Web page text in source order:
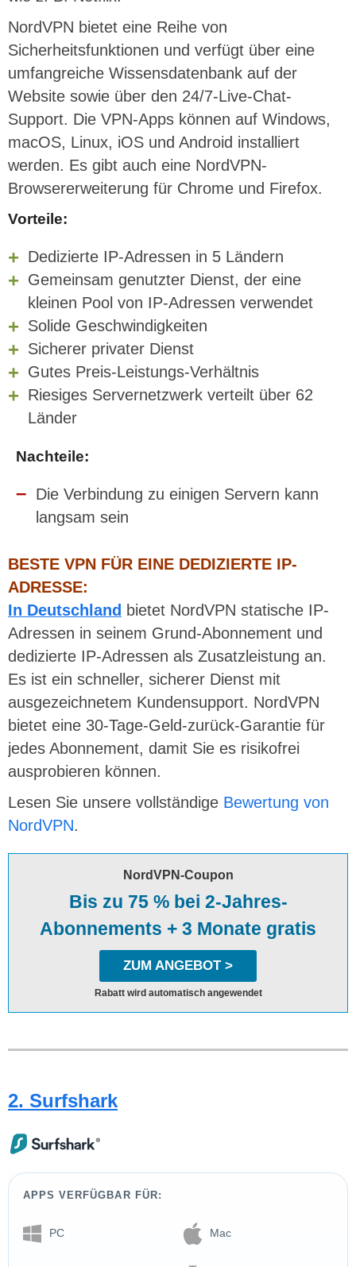
NordVPN bietet eine Reihe von
Sicherheitsfunktionen und verfügt über eine
umfangreiche Wissensdatenbank auf der
Website sowie über den 24/7-Live-Chat-
Support. Die VPN-Apps können auf Windows,
macOS, Linux, iOS und Android installiert
werden. Es gibt auch eine NordVPN-
Browsererweiterung für Chrome und Firefox.
Vorteile:
Dedizierte IP-Adressen in 5 Ländern
Gemeinsam genutzter Dienst, der eine
kleinen Pool von IP-Adressen verwendet
Solide Geschwindigkeiten
Sicherer privater Dienst
Gutes Preis-Leistungs-Verhältnis
Riesiges Servernetzwerk verteilt über 62
Länder
Nachteile:
Die Verbindung zu einigen Servern kann
langsam sein
BESTE VPN FÜR EINE DEDIZIERTE IP-
ADRESSE:
In Deutschland bietet NordVPN statische IP-
Adressen in seinem Grund-Abonnement und
dedizierte IP-Adressen als Zusatzleistung an.
Es ist ein schneller, sicherer Dienst mit
ausgezeichnetem Kundensupport. NordVPN
bietet eine 30-Tage-Geld-zurück-Garantie für
jedes Abonnement, damit Sie es risikofrei
ausprobieren können.
Lesen Sie unsere vollständige Bewertung von
NordVPN.
NordVPN-Coupon
Bis zu 75 % bei 2-Jahres-
Abonnements + 3 Monate gratis
ZUM ANGEBOT >
Rabatt wird automatisch angewendet
2. Surfshark
APPS VERFÜGBAR FÜR:
PC Mac